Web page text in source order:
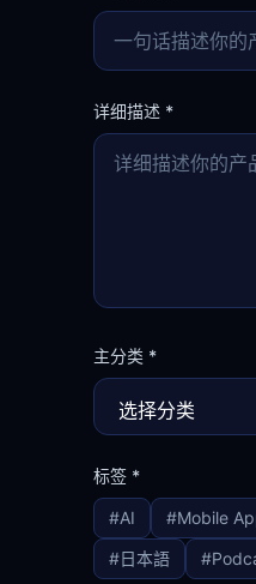
详细描述 *
主分类 *
标签 *
#AI #Mobile
#日本語 #